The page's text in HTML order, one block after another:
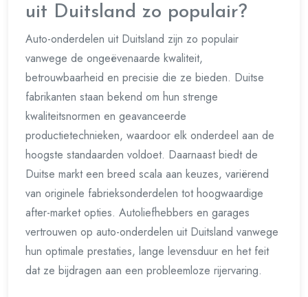
uit Duitsland zo populair?
Auto-onderdelen uit Duitsland zijn zo populair
vanwege de ongeëvenaarde kwaliteit,
betrouwbaarheid en precisie die ze bieden. Duitse
fabrikanten staan bekend om hun strenge
kwaliteitsnormen en geavanceerde
productietechnieken, waardoor elk onderdeel aan de
hoogste standaarden voldoet. Daarnaast biedt de
Duitse markt een breed scala aan keuzes, variërend
van originele fabrieksonderdelen tot hoogwaardige
after-market opties. Autoliefhebbers en garages
vertrouwen op auto-onderdelen uit Duitsland vanwege
hun optimale prestaties, lange levensduur en het feit
dat ze bijdragen aan een probleemloze rijervaring.